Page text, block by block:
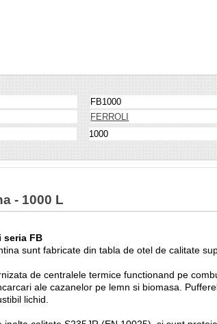
FB1000
FERROLI
1000
- 1000 L
seria FB
sunt fabricate din tabla de otel de calitate
de centralele termice functionand pe
ale cazanelor pe lemn si biomasa.
lichid.